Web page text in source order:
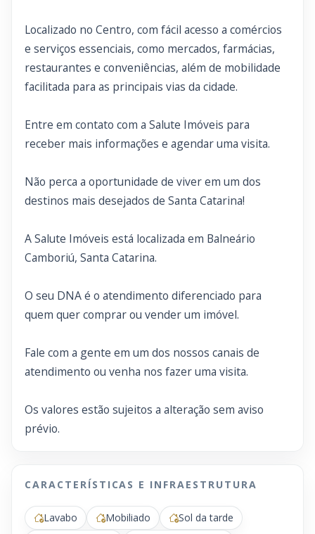
Localizado no Centro, com fácil acesso a comércios
e serviços essenciais, como mercados, farmácias,
restaurantes e conveniências, além de mobilidade
facilitada para as principais vias da cidade.
Entre em contato com a Salute Imóveis para
receber mais informações e agendar uma visita.
Não perca a oportunidade de viver em um dos
destinos mais desejados de Santa Catarina!
A Salute Imóveis está localizada em Balneário
Camboriú, Santa Catarina.
O seu DNA é o atendimento diferenciado para
quem quer comprar ou vender um imóvel.
Fale com a gente em um dos nossos canais de
atendimento ou venha nos fazer uma visita.
Os valores estão sujeitos a alteração sem aviso
prévio.
CARACTERÍSTICAS E INFRAESTRUTURA
Lavabo Mobiliado
Sol da tarde